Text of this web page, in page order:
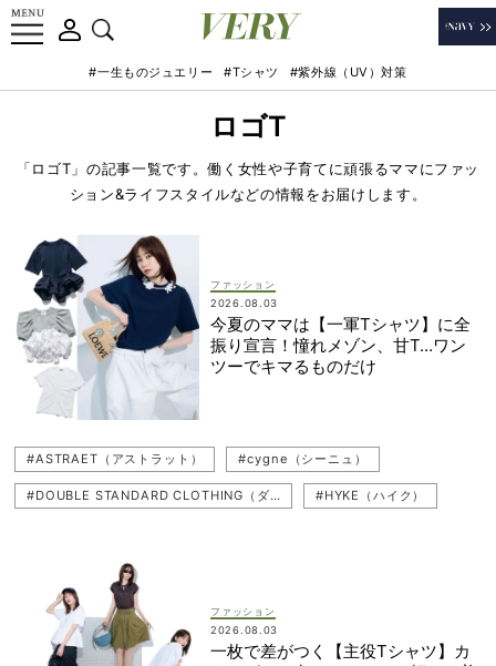
#一生ものジュエリー #Tシャツ #紫外線（UV）対策
ロゴT
「ロゴT」の記事一覧です。働く女性や子育てに頑張るママにファッ
ション&ライフスタイルなどの情報をお届けします。
ファッション
2026.08.03
今夏のママは【一軍Tシャツ】に全
振り宣言！憧れメゾン、甘T…ワン
ツーでキマるものだけ
#ASTRAET（アストラット） #cygne（シーニュ）
#DOUBLE STANDARD CLOTHING（ダブルスタンダードクロージング） #HYKE（ハイク）
#ロゴT
#LOEWE（ロエベ）
#JIL SANDER（ジル サンダー） #ADORE（アドーア）
ファッション
2026.08.03
一枚で差がつく【主役Tシャツ】カ